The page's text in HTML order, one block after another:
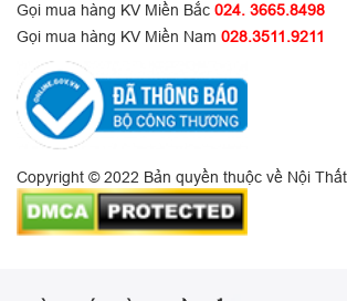
Gọi mua hàng KV Miền Bắc 024. 3665.8498
Gọi mua hàng KV Miền Nam 028.3511.9211
Copyright © 2022 Bản quyền thuộc về Nội Thất